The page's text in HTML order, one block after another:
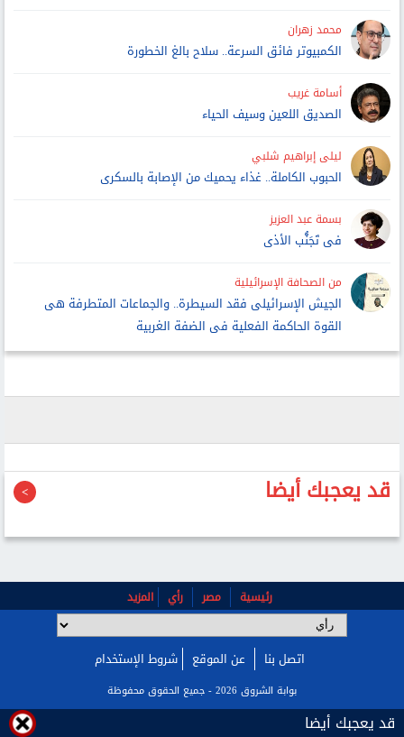
قد يعجبك أيضا
محمد زهران
الكمبيوتر فائق السرعة.. سلاح بالغ الخطورة
أسامة غريب
الصديق اللعين وسيف الحياء
ليلى إبراهيم شلبي
الحبوب الكاملة.. غذاء يحميك من الإصابة بالسكرى
بسمة عبد العزيز
فى تَجَنُّب الأذى
من الصحافة الإسرائيلية
الجيش الإسرائيلى فقد السيطرة.. والجماعات المتطرفة هى
القوة الحاكمة الفعلية فى الضفة الغربية
قد يعجبك أيضا
رئيسية مصر رأي المزيد
اتصل بنا عن الموقع شروط الإستخدام
بوابة الشروق 2026 - جميع الحقوق محفوظة